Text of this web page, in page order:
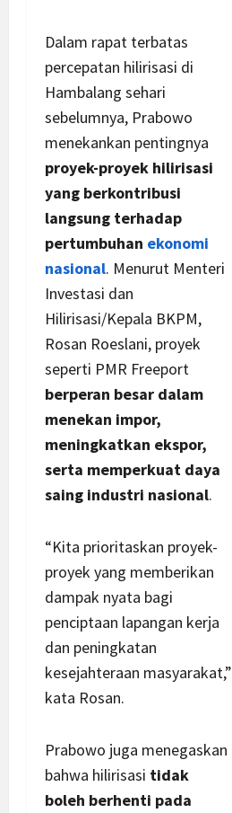
Dalam rapat terbatas
percepatan hilirisasi di
Hambalang sehari
sebelumnya, Prabowo
menekankan pentingnya
proyek-proyek hilirisasi
yang berkontribusi
langsung terhadap
pertumbuhan ekonomi
nasional. Menurut Menteri
Investasi dan
Hilirisasi/Kepala BKPM,
Rosan Roeslani, proyek
seperti PMR Freeport
berperan besar dalam
menekan impor,
meningkatkan ekspor,
serta memperkuat daya
saing industri nasional.
“Kita prioritaskan proyek-
proyek yang memberikan
dampak nyata bagi
penciptaan lapangan kerja
dan peningkatan
kesejahteraan masyarakat,”
kata Rosan.
Prabowo juga menegaskan
bahwa hilirisasi tidak
boleh berhenti pada